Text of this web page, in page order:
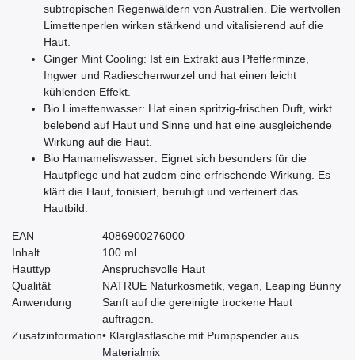
subtropischen Regenwäldern von Australien. Die wertvollen
Limettenperlen wirken stärkend und vitalisierend auf die
Haut.
Ginger Mint Cooling: Ist ein Extrakt aus Pfefferminze,
Ingwer und Radieschenwurzel und hat einen leicht
kühlenden Effekt.
Bio Limettenwasser: Hat einen spritzig-frischen Duft, wirkt
belebend auf Haut und Sinne und hat eine ausgleichende
Wirkung auf die Haut.
Bio Hamameliswasser: Eignet sich besonders für die
Hautpflege und hat zudem eine erfrischende Wirkung. Es
klärt die Haut, tonisiert, beruhigt und verfeinert das
Hautbild.
EAN
4086900276000
Inhalt
100 ml
Hauttyp
Anspruchsvolle Haut
Qualität
NATRUE Naturkosmetik, vegan, Leaping Bunny
Anwendung
Sanft auf die gereinigte trockene Haut
auftragen.
Zusatzinformation• Klarglasflasche mit Pumpspender aus
Materialmix